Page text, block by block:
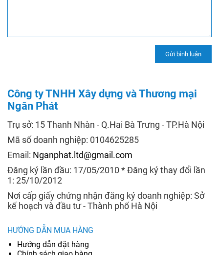
Công ty TNHH Xây dựng và Thương mại
Ngân Phát
Trụ sở: 15 Thanh Nhàn - Q.Hai Bà Trưng - TP.Hà Nội
Mã số doanh nghiệp: 0104625285
Email: Nganphat.ltd@gmail.com
Đăng ký lần đầu: 17/05/2010 * Đăng ký thay đổi lần
1: 25/10/2012
Nơi cấp giấy chứng nhận đăng ký doanh nghiệp: Sở
kế hoạch và đầu tư - Thành phố Hà Nội
HƯỚNG DẪN MUA HÀNG
Hướng dẫn đặt hàng